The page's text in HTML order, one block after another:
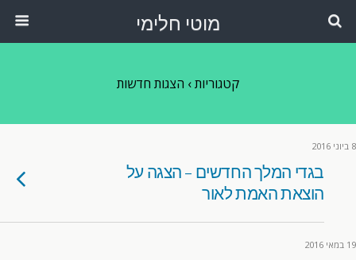
מוטי חלימי
קטגוריות › הצגות חדשות
8 ביוני 2016
בגדי המלך החדשים – הצגה על
הוצאת האמת לאור
19 במאי 2016